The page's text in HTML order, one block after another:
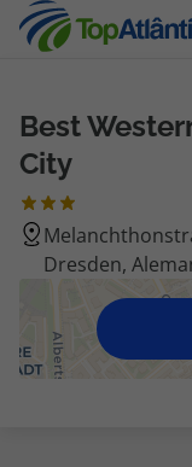
Destinos
Voos
Hotéis
Voos + Hotel
Best
City
Dresden,